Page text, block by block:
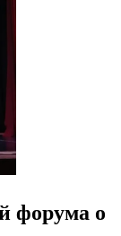
форума о